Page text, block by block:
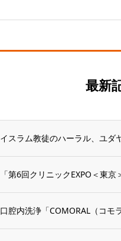
最新
「第6回クリニックEXPO＜東
口腔内洗浄「COMORAL（コモ